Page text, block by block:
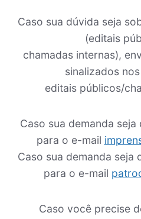
Caso sua dúvida seja
(editais
chamadas internas),
sinalizados
editais públicos/
Caso sua demanda
para o e-mail
Caso sua demanda seja
para o e-mail
Caso você precise